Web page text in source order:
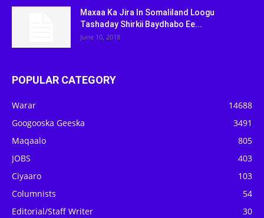
Maxaa Ka Jira In Somaliland Loogu
Tashaday Shirkii Baydhabo Ee...
June 10, 2018
POPULAR CATEGORY
Warar
14688
Googooska Geeska
3491
Maqaalo
805
JOBS
403
Ciyaaro
103
Columnists
54
Editorial/Staff Writer
30